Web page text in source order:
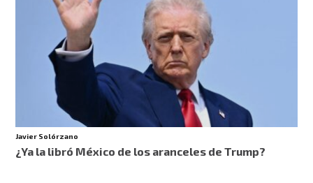
Javier Solórzano
¿Ya la libró México de los aranceles de Trump?